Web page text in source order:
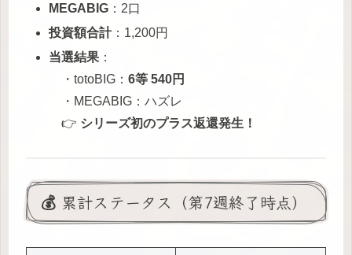
MEGABIG ：2口
投資額合計：1,200円
当選結果 ：
・totoBIG：6等 540円
・MEGABIG：ハズレ
👉 シリーズ初のプラス返還発生！
💰 累計ステータス（第7週終了時点）